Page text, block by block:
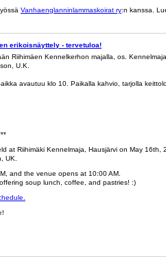
Vanhaenglanninlammaskoirat ry:n kanssa.
erikoisnäyttely - tervetuloa!
Riihimäen Kennelkerhon majalla, os.
U.K.
avautuu klo 10. Paikalla kahvio, tarjolla
at Riihimäki Kennelmaja, Hausjärvi on May 16th,
UK.
and the venue opens at 10:00 AM.
soup lunch, coffee, and pastries! :)